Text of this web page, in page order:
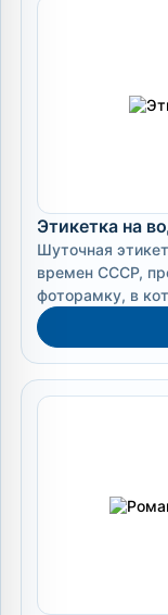
Этикетка на
Шуточная
времен СССР,
фоторамку, в